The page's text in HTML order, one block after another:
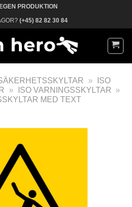
EGEN PRODUKTION
(+45) 82 82 30 84
»
ISO
» ISO VARNINGSSKYLTAR »
MED TEXT